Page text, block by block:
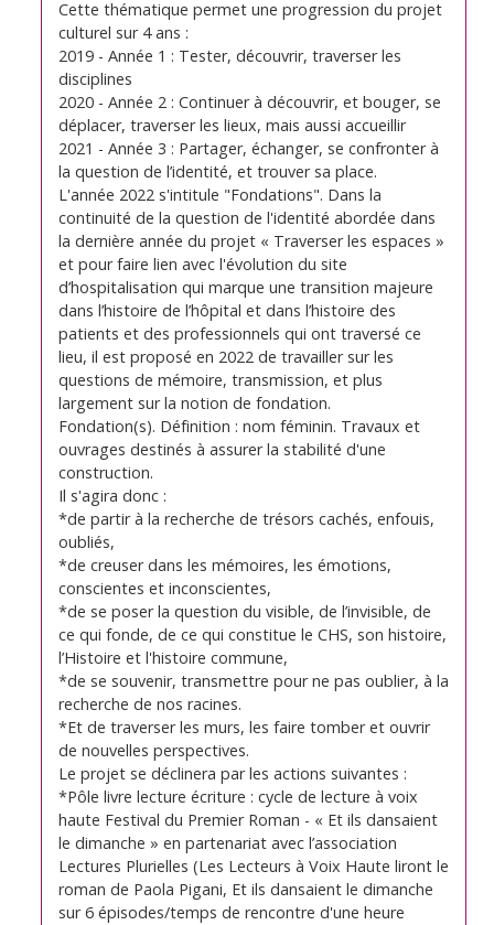
Cette thématique permet une progression du projet
culturel sur 4 ans :
2019 - Année 1 : Tester, découvrir, traverser les
disciplines
2020 - Année 2 : Continuer à découvrir, et bouger, se
déplacer, traverser les lieux, mais aussi accueillir
2021 - Année 3 : Partager, échanger, se confronter à
la question de l’identité, et trouver sa place.
L'année 2022 s'intitule "Fondations". Dans la
continuité de la question de l'identité abordée dans
la dernière année du projet « Traverser les espaces »
et pour faire lien avec l'évolution du site
d’hospitalisation qui marque une transition majeure
dans l’histoire de l’hôpital et dans l’histoire des
patients et des professionnels qui ont traversé ce
lieu, il est proposé en 2022 de travailler sur les
questions de mémoire, transmission, et plus
largement sur la notion de fondation.
Fondation(s). Définition : nom féminin. Travaux et
ouvrages destinés à assurer la stabilité d'une
construction.
Il s'agira donc :
*de partir à la recherche de trésors cachés, enfouis,
oubliés,
*de creuser dans les mémoires, les émotions,
conscientes et inconscientes,
*de se poser la question du visible, de l’invisible, de
ce qui fonde, de ce qui constitue le CHS, son histoire,
l’Histoire et l'histoire commune,
*de se souvenir, transmettre pour ne pas oublier, à la
recherche de nos racines.
*Et de traverser les murs, les faire tomber et ouvrir
de nouvelles perspectives.
Le projet se déclinera par les actions suivantes :
*Pôle livre lecture écriture : cycle de lecture à voix
haute Festival du Premier Roman - « Et ils dansaient
le dimanche » en partenariat avec l’association
Lectures Plurielles (Les Lecteurs à Voix Haute liront le
roman de Paola Pigani, Et ils dansaient le dimanche
sur 6 épisodes/temps de rencontre d'une heure